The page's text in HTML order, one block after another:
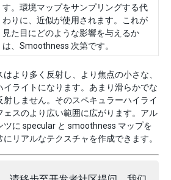
す。環境マップをサンプリングする代
わりに、近似が使用されます。これが
見た目にどのような影響を与えるか
は、Smoothness 次第です。
より多く反射し、より焦点の小さな、
ライトになります。あまり滑らかでな
しません。そのスペキュラーハイライ
ェスのより広い範囲に広がります。アル
に specular と smoothness マップを
リアルなテクスチャを作成できます。